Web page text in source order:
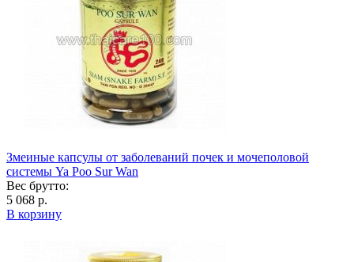
Змеиные капсулы от заболеваний почек и мочеполовой
системы Ya Poo Sur Wan
Вес брутто:
5 068 р.
В корзину